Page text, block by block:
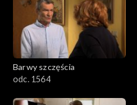
Barwy szczęścia
odc. 1564